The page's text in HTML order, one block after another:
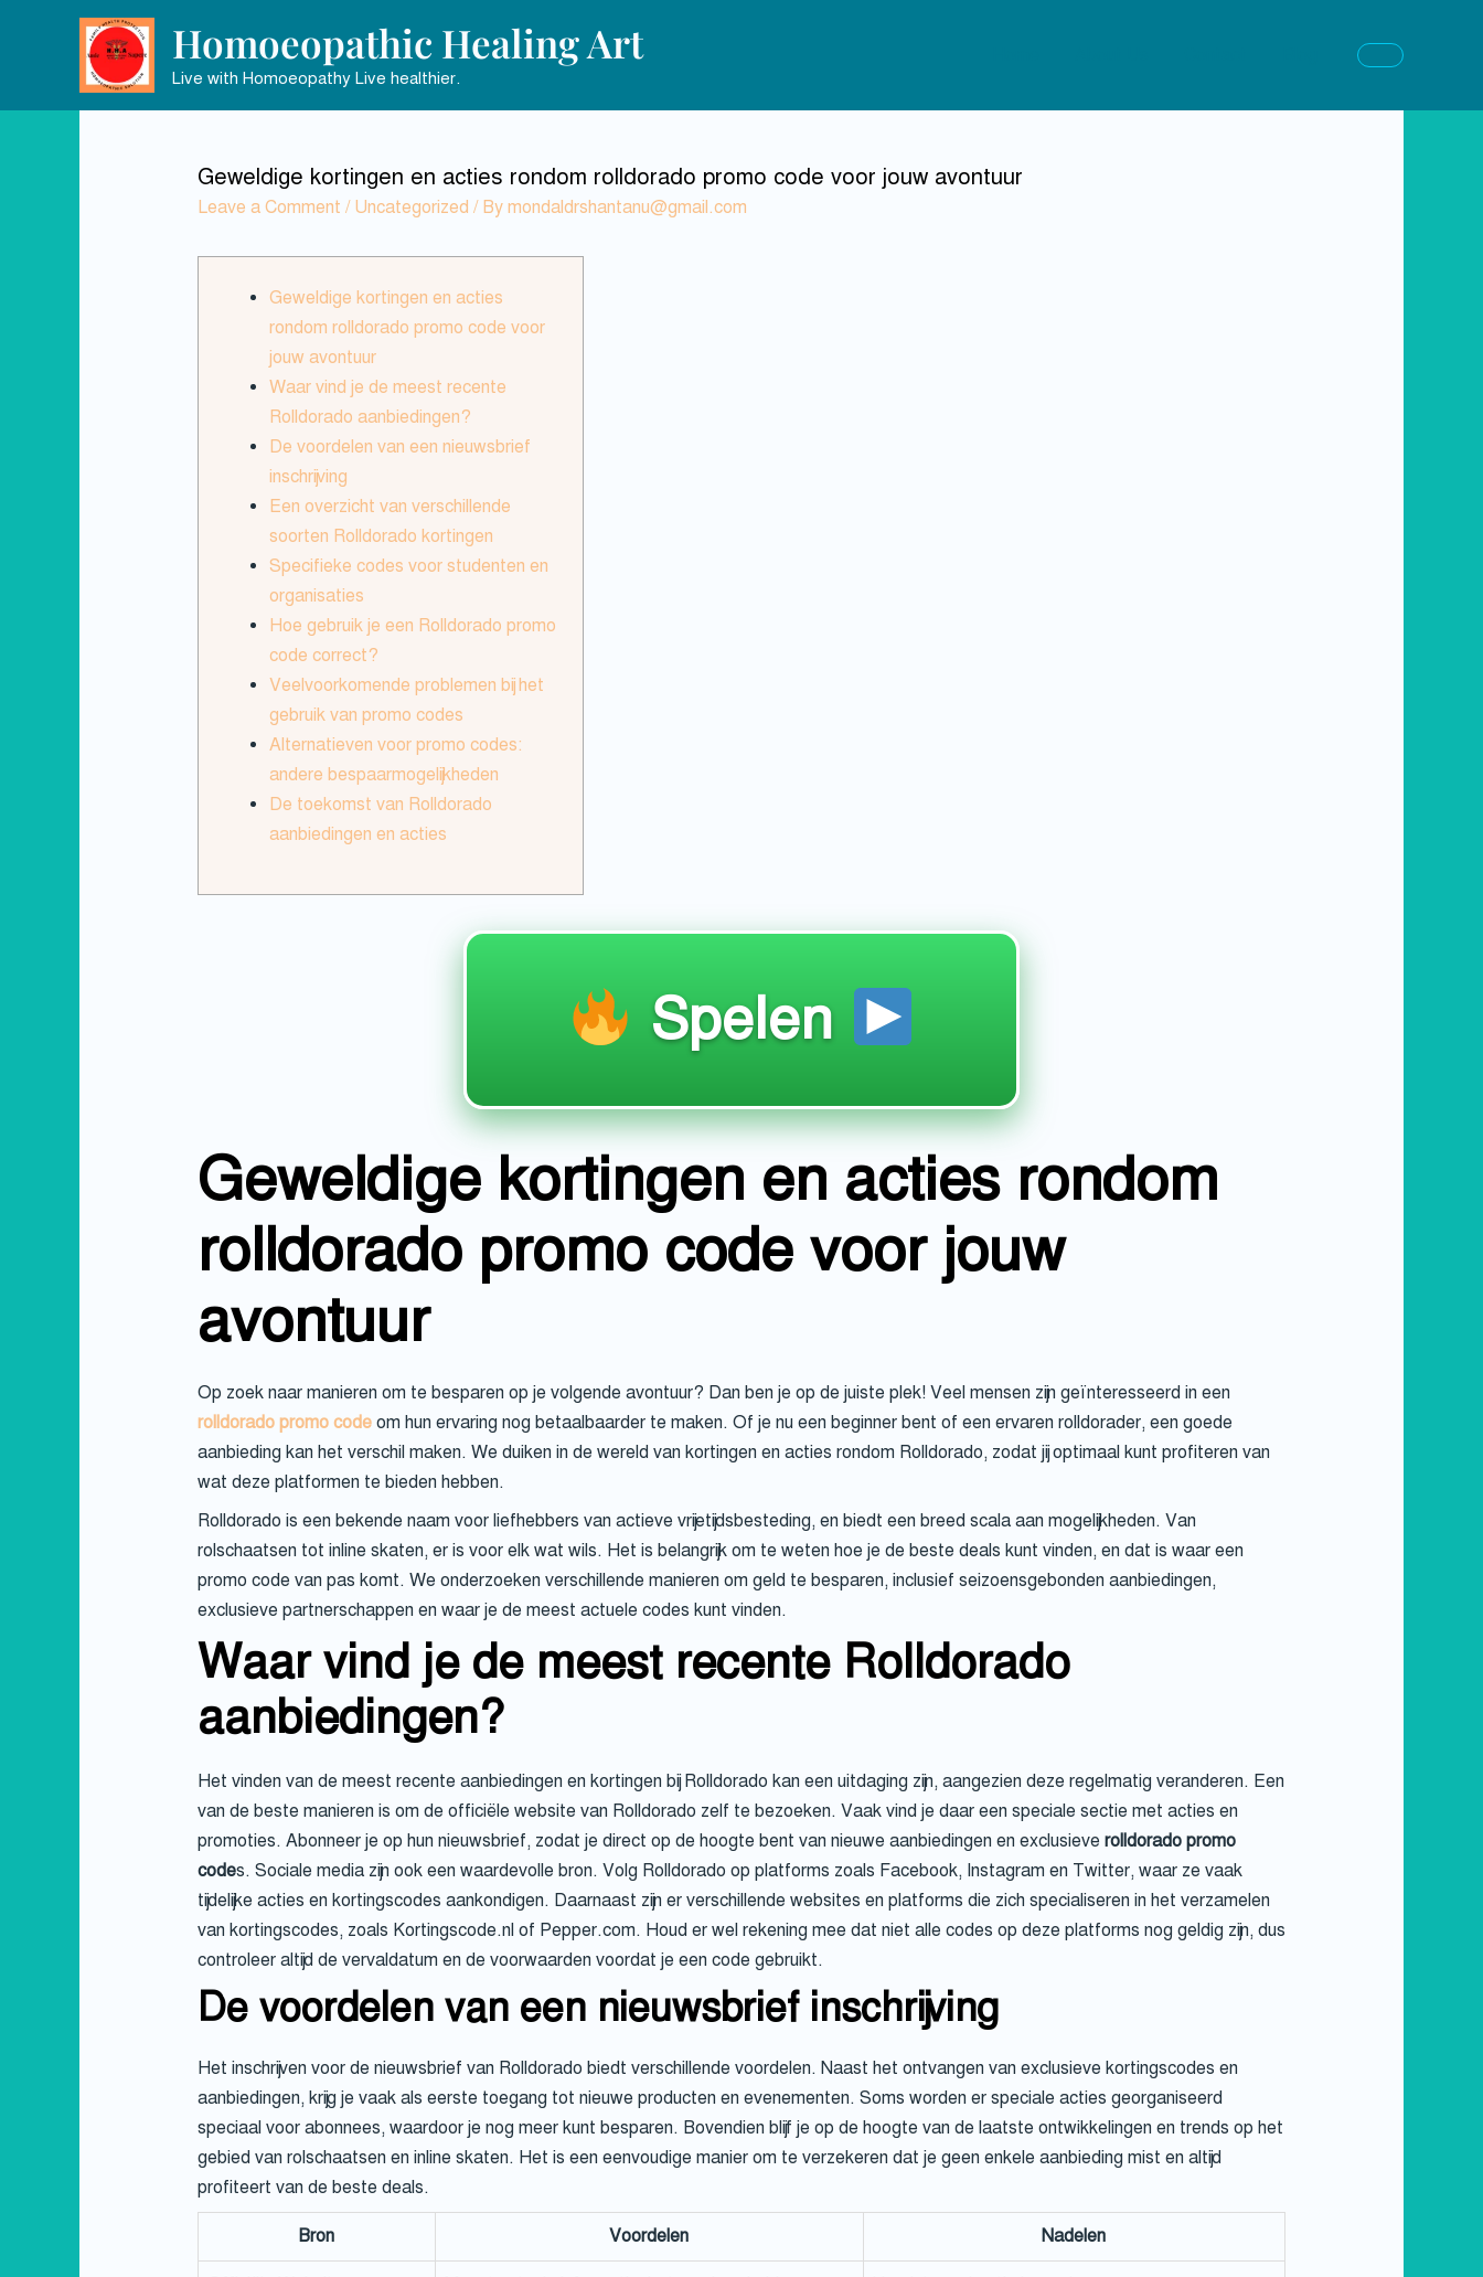
Homoeopathic Healing Art
Live with Homoeopathy Live healthier.
Geweldige kortingen en acties rondom rolldorado promo code voor jouw avontuur
Leave a Comment / Uncategorized / By mondaldrshantanu@gmail.com
Geweldige kortingen en acties
rondom rolldorado promo code voor
jouw avontuur
Waar vind je de meest recente
Rolldorado aanbiedingen?
De voordelen van een nieuwsbrief
inschrijving
Een overzicht van verschillende
soorten Rolldorado kortingen
Specifieke codes voor studenten en
organisaties
Hoe gebruik je een Rolldorado promo
code correct?
Veelvoorkomende problemen bij het
gebruik van promo codes
Alternatieven voor promo codes:
andere bespaarmogelijkheden
De toekomst van Rolldorado
aanbiedingen en acties
Spelen
Geweldige kortingen en acties rondom
rolldorado promo code voor jouw
avontuur
Op zoek naar manieren om te besparen op je volgende avontuur? Dan ben je op de juiste plek! Veel mensen zijn geïnteresseerd in een
rolldorado promo codeom hun ervaring nog betaalbaarder te maken. Of je nu een beginner bent of een ervaren rolldorader, een goede
aanbieding kan het verschil maken. We duiken in de wereld van kortingen en acties rondom Rolldorado, zodat jij optimaal kunt profiteren van
wat deze platformen te bieden hebben.
Rolldorado is een bekende naam voor liefhebbers van actieve vrijetijdsbesteding, en biedt een breed scala aan mogelijkheden. Van
rolschaatsen tot inline skaten, er is voor elk wat wils. Het is belangrijk om te weten hoe je de beste deals kunt vinden, en dat is waar een
promo code van pas komt. We onderzoeken verschillende manieren om geld te besparen, inclusief seizoensgebonden aanbiedingen,
exclusieve partnerschappen en waar je de meest actuele codes kunt vinden.
Waar vind je de meest recente Rolldorado
aanbiedingen?
Het vinden van de meest recente aanbiedingen en kortingen bij Rolldorado kan een uitdaging zijn, aangezien deze regelmatig veranderen. Een
van de beste manieren is om de officiële website van Rolldorado zelf te bezoeken. Vaak vind je daar een speciale sectie met acties en
promoties. Abonneer je op hun nieuwsbrief, zodat je direct op de hoogte bent van nieuwe aanbiedingen en exclusieve rolldorado promo
codes. Sociale media zijn ook een waardevolle bron. Volg Rolldorado op platforms zoals Facebook, Instagram en Twitter, waar ze vaak
tijdelijke acties en kortingscodes aankondigen. Daarnaast zijn er verschillende websites en platforms die zich specialiseren in het verzamelen
van kortingscodes, zoals Kortingscode.nl of Pepper.com. Houd er wel rekening mee dat niet alle codes op deze platforms nog geldig zijn, dus
controleer altijd de vervaldatum en de voorwaarden voordat je een code gebruikt.
De voordelen van een nieuwsbrief inschrijving
Het inschrijven voor de nieuwsbrief van Rolldorado biedt verschillende voordelen. Naast het ontvangen van exclusieve kortingscodes en
aanbiedingen, krijg je vaak als eerste toegang tot nieuwe producten en evenementen. Soms worden er speciale acties georganiseerd
speciaal voor abonnees, waardoor je nog meer kunt besparen. Bovendien blijf je op de hoogte van de laatste ontwikkelingen en trends op het
gebied van rolschaatsen en inline skaten. Het is een eenvoudige manier om te verzekeren dat je geen enkele aanbieding mist en altijd
profiteert van de beste deals.
Bron Voordelen Nadelen